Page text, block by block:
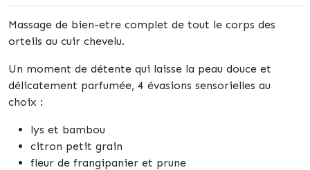
Massage de bien-etre complet de tout le corps des
orteils au cuir chevelu.
Un moment de détente qui laisse la peau douce et
délicatement parfumée, 4 évasions sensorielles au
choix :
lys et bambou
citron petit grain
fleur de frangipanier et prune